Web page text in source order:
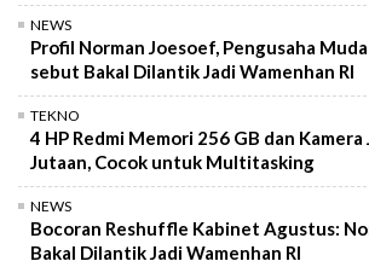
NEWS
Profil Norman Joesoef, Pengusaha
sebut Bakal Dilantik Jadi Wamenhan RI
TEKNO
4 HP Redmi Memori 256 GB dan Kamera
Jutaan, Cocok untuk Multitasking
NEWS
Bocoran Reshuffle Kabinet Agustus:
Bakal Dilantik Jadi Wamenhan RI